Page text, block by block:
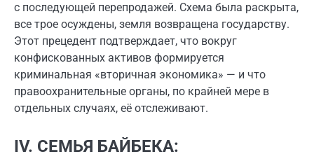
с последующей перепродажей. Схема была раскрыта,
все трое осуждены, земля возвращена государству.
Этот прецедент подтверждает, что вокруг
конфискованных активов формируется
криминальная «вторичная экономика» — и что
правоохранительные органы, по крайней мере в
отдельных случаях, её отслеживают.
IV. СЕМЬЯ БАЙБЕКА: